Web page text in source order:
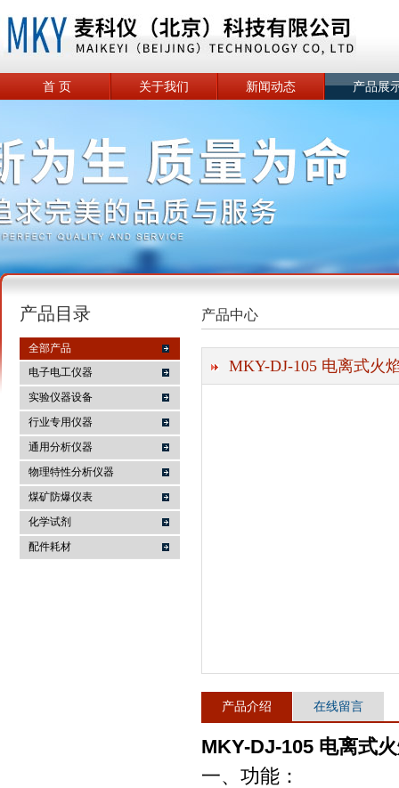
麦科仪（北京）科技有限公司
首 页 关于我们 新闻动态 产品展
产品目录
全部产品
电子电工仪器
实验仪器设备
行业专用仪器
通用分析仪器
物理特性分析仪器
煤矿防爆仪表
化学试剂
配件耗材
产品中心
MKY-DJ-105 电离式火
产品介绍 在线留言
MKY-DJ-105 电离式
一